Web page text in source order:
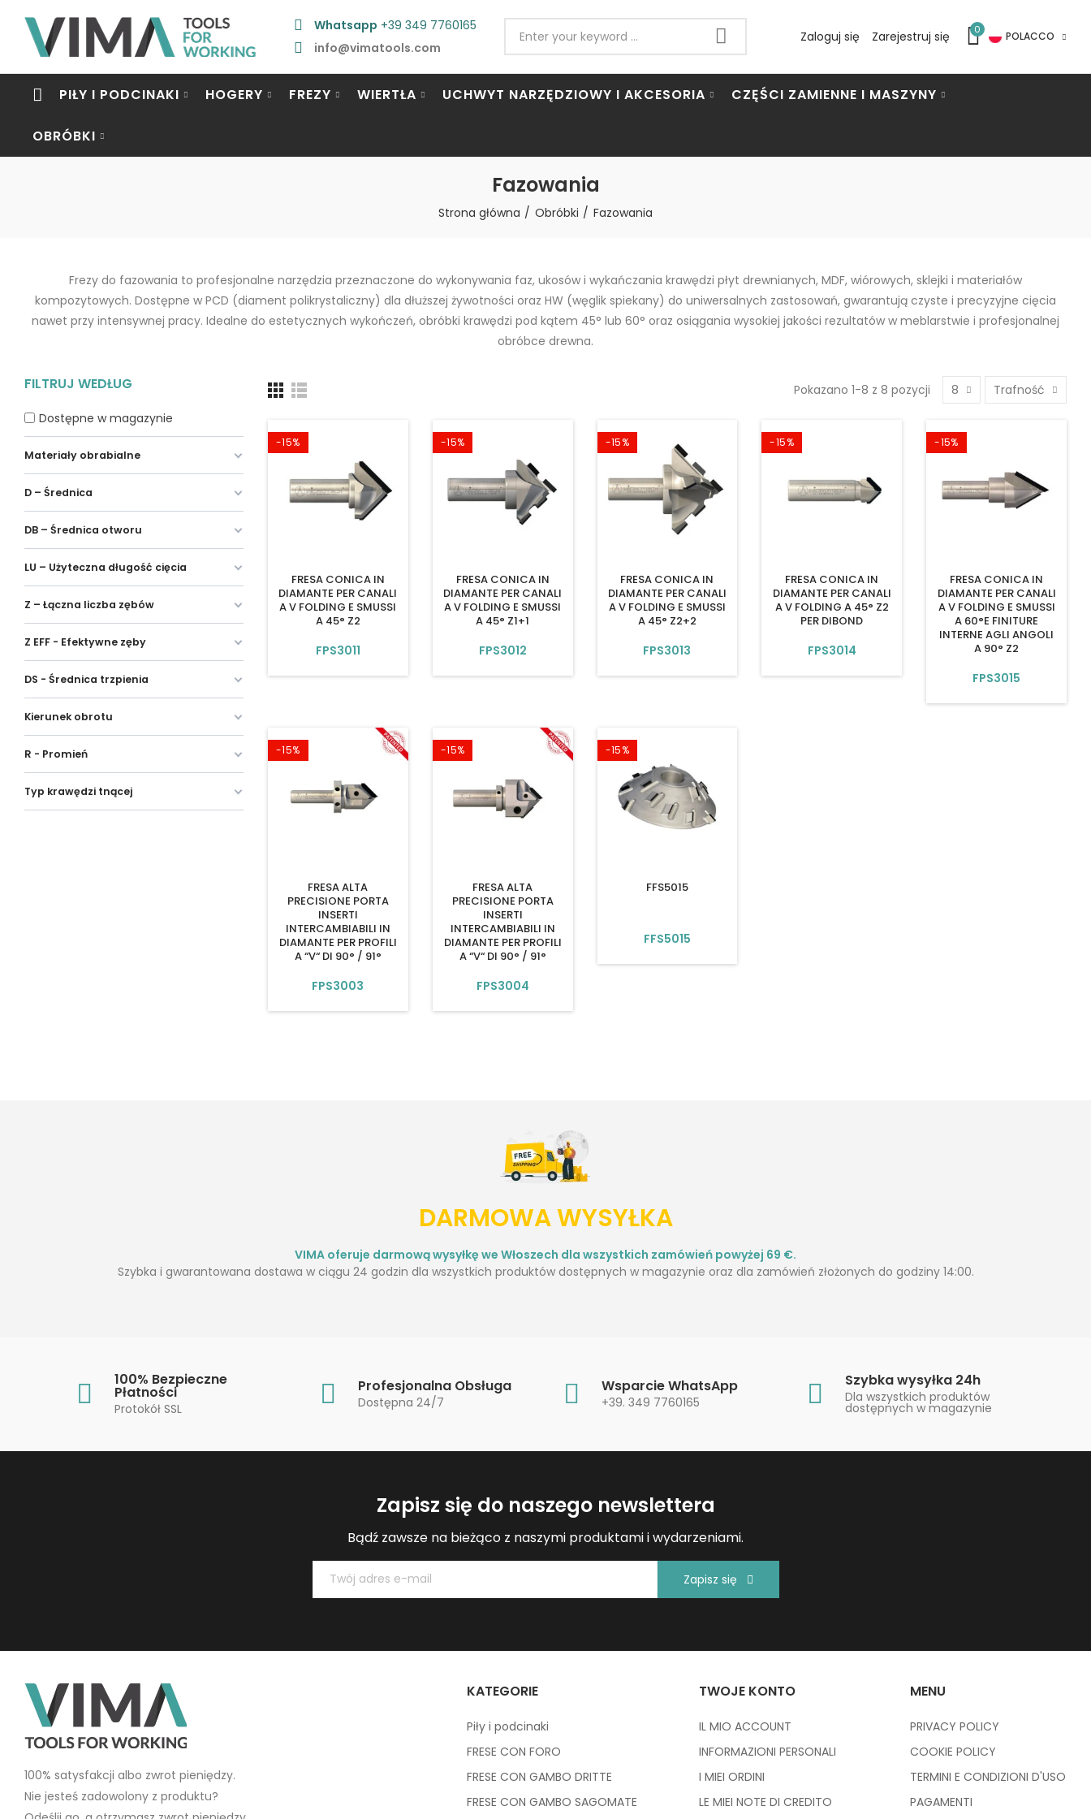
Whatsapp +39 349 7760165
info@vimatools.com
Zaloguj się Zarejestruj się 0
POLACCO
PIŁY I PODCINAKI HOGERY FREZY WIERTŁA UCHWYT NARZĘDZIOWY I AKCESORIA CZĘŚCI ZAMIENNE I MASZYNY
OBRÓBKI
Fazowania
Strona główna Obróbki Fazowania
Frezy do fazowania to profesjonalne narzędzia przeznaczone do wykonywania faz, ukosów i wykańczania krawędzi płyt drewnianych, MDF, wiórowych, sklejki i materiałów
kompozytowych. Dostępne w PCD (diament polikrystaliczny) dla dłuższej żywotności oraz HW (węglik spiekany) do uniwersalnych zastosowań, gwarantują czyste i precyzyjne cięcia
nawet przy intensywnej pracy. Idealne do estetycznych wykończeń, obróbki krawędzi pod kątem 45° lub 60° oraz osiągania wysokiej jakości rezultatów w meblarstwie i profesjonalnej
obróbce drewna.
Pokazano 1-8 z 8 pozycji 8 Trafność
-15%
FRESA CONICA IN
DIAMANTE PER CANALI
A V FOLDING E SMUSSI
A 45° Z2
FPS3011
-15%
FRESA CONICA IN
DIAMANTE PER CANALI
A V FOLDING E SMUSSI
A 45° Z1+1
FPS3012
-15%
FRESA CONICA IN
DIAMANTE PER CANALI
A V FOLDING E SMUSSI
A 45° Z2+2
FPS3013
-15%
FRESA CONICA IN
DIAMANTE PER CANALI
A V FOLDING A 45° Z2
PER DIBOND
FPS3014
-15%
FRESA CONICA IN
DIAMANTE PER CANALI
A V FOLDING E SMUSSI
A 60°E FINITURE
INTERNE AGLI ANGOLI
A 90° Z2
FPS3015
-15%
FRESA ALTA
PRECISIONE PORTA
INSERTI
INTERCAMBIABILI IN
DIAMANTE PER PROFILI
A “V“ DI 90° / 91°
FPS3003
-15%
FRESA ALTA
PRECISIONE PORTA
INSERTI
INTERCAMBIABILI IN
DIAMANTE PER PROFILI
A “V“ DI 90° / 91°
FPS3004
-15%
FFS5015
FFS5015
FILTRUJ WEDŁUG
Dostępne w magazynie
Materiały obrabialne
D – Średnica
DB – Średnica otworu
LU – Użyteczna długość cięcia
Z – Łączna liczba zębów
Z EFF - Efektywne zęby
DS - Średnica trzpienia
Kierunek obrotu
R - Promień
Typ krawędzi tnącej
DARMOWA WYSYŁKA
VIMA oferuje darmową wysyłkę we Włoszech dla wszystkich zamówień powyżej 69 €.
Szybka i gwarantowana dostawa w ciągu 24 godzin dla wszystkich produktów dostępnych w magazynie oraz dla zamówień złożonych do godziny 14:00.
100% Bezpieczne
Płatności
Protokół SSL
Profesjonalna Obsługa
Dostępna 24/7
Wsparcie WhatsApp
+39. 349 7760165
Szybka wysyłka 24h
Dla wszystkich produktów
dostępnych w magazynie
Zapisz się do naszego newslettera
Bądź zawsze na bieżąco z naszymi produktami i wydarzeniami.
Zapisz się
100% satysfakcji albo zwrot pieniędzy.
Nie jesteś zadowolony z produktu?
KATEGORIE
Piły i podcinaki
FRESE CON FORO
FRESE CON GAMBO DRITTE
FRESE CON GAMBO SAGOMATE
TWOJE KONTO
IL MIO ACCOUNT
INFORMAZIONI PERSONALI
I MIEI ORDINI
LE MIEI NOTE DI CREDITO
MENU
PRIVACY POLICY
COOKIE POLICY
TERMINI E CONDIZIONI D'USO
PAGAMENTI